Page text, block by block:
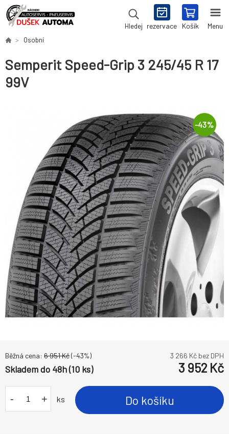
Hledej rezervace Košík Menu
Osobní
Semperit Speed-Grip 3 245/45 R 17
99V
-43%
Běžná cena: 6 951Kč(-43%) 3 266 Kč bez DPH
Skladem do 48h (10 ks) 3 952 Kč
- + ks Do košíku